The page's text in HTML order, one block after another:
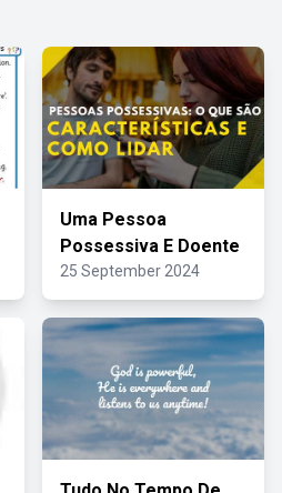
Uma Pessoa
Possessiva E Doente
25 September 2024